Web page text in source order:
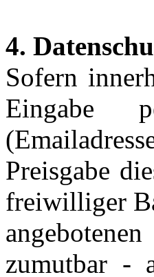
4.
Sofern
Eingabe
Preisgabe
freiwilliger
zumutbar -